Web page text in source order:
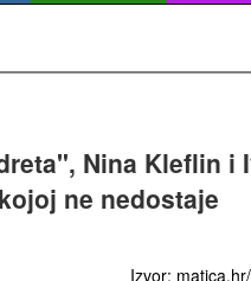
Nina Kleflin i
ne nedostaje
Izvor: